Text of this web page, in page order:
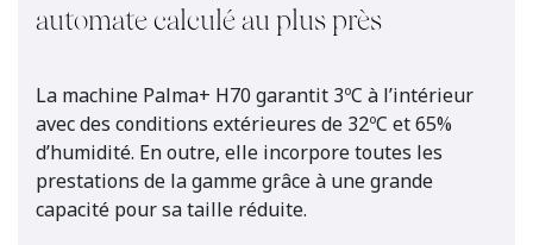
automate calculé au plus près
La machine Palma+ H70 garantit 3ºC à l’intérieur
avec des conditions extérieures de 32ºC et 65%
d’humidité. En outre, elle incorpore toutes les
prestations de la gamme grâce à une grande
capacité pour sa taille réduite.